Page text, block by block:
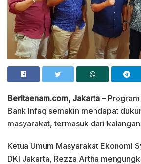
Beritaenam.com, Jakarta –
Bank Infaq semakin mendapat
masyarakat, termasuk dari
Ketua Umum Masyarakat Ekonomi
DKI Jakarta, Rezza Artha